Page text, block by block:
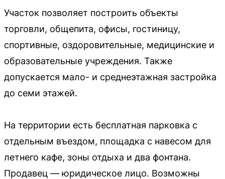
Участок позволяет построить объекты
торговли, общепита, офисы, гостиницу,
спортивные, оздоровительные, медицинские и
образовательные учреждения. Также
допускается мало- и среднеэтажная застройка
до семи этажей.
На территории есть бесплатная парковка с
отдельным въездом, площадка с навесом для
летнего кафе, зоны отдыха и два фонтана.
Продавец — юридическое лицо. Возможны